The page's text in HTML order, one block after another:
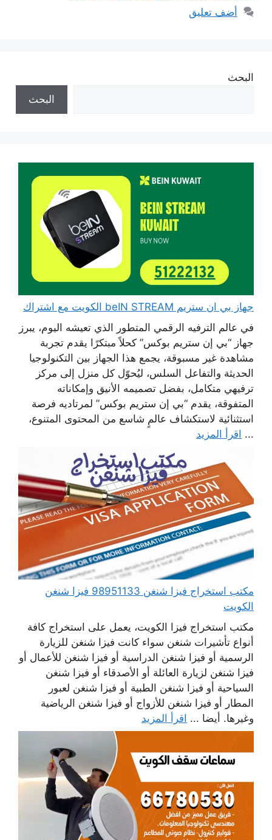
أضف تعليق
البحث
البحث
جهاز بي ان ستريم beIN STREAM الكويت مع اشتراك
في عالم الترفيه الرقمي المتطور الذي تعيشه اليوم، يبرز
جهاز “بي إن ستريم بوكس” كحلاً مبتكرًا يقدم تجربة
مشاهدة غير مسبوقة، يجمع هذا الجهاز بين التكنولوجيا
الحديثة والتفاعل السلس، ليُحوّل كل منزل إلى مركز
ترفيهي متكامل، بفضل تصميمه الأنيق وإمكاناته
المتفوقة، يقدم “بي إن ستريم بوكس” لمرتاديه فرصة
استثنائية لاستكشاف عالمٍ شاسع من المحتوى المتنوع،
... اقرأ المزيد
مكتب استخراج فيزا شنغن 98951133 فيزا شنغن
الكويت
مكتب استخراج فيزا الكويت، يعمل على استخراج كافة
أنواع تأشيرات شنغن سواء كانت فيزا شنغن للزيارة
الرسمية أو فيزا شنغن الدراسية أو فيزا شنغن للأعمال أو
فيزا شنغن لزيارة العائلة أو الأصدقاء أو فيزا شنغن
السياحية أو فيزا شنغن الطبية أو فيزا شنغن لعبور
المطار أو فيزا شنغن للأزواج أو فيزا شنغن الرياضية
وغيرها. أيضا ... اقرأ المزيد